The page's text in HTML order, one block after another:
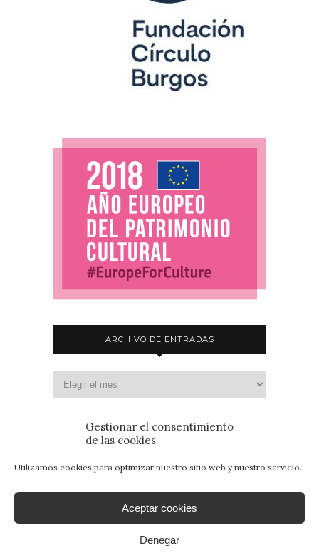
Gestionar el consentimiento
de las cookies
Utilizamos cookies para optimizar nuestro sitio web y nuestro servicio.
Aceptar cookies
Denegar
ARCHIVO DE ENTRADAS
© 2015 - Patrimonio para Jóvenes. Todos los